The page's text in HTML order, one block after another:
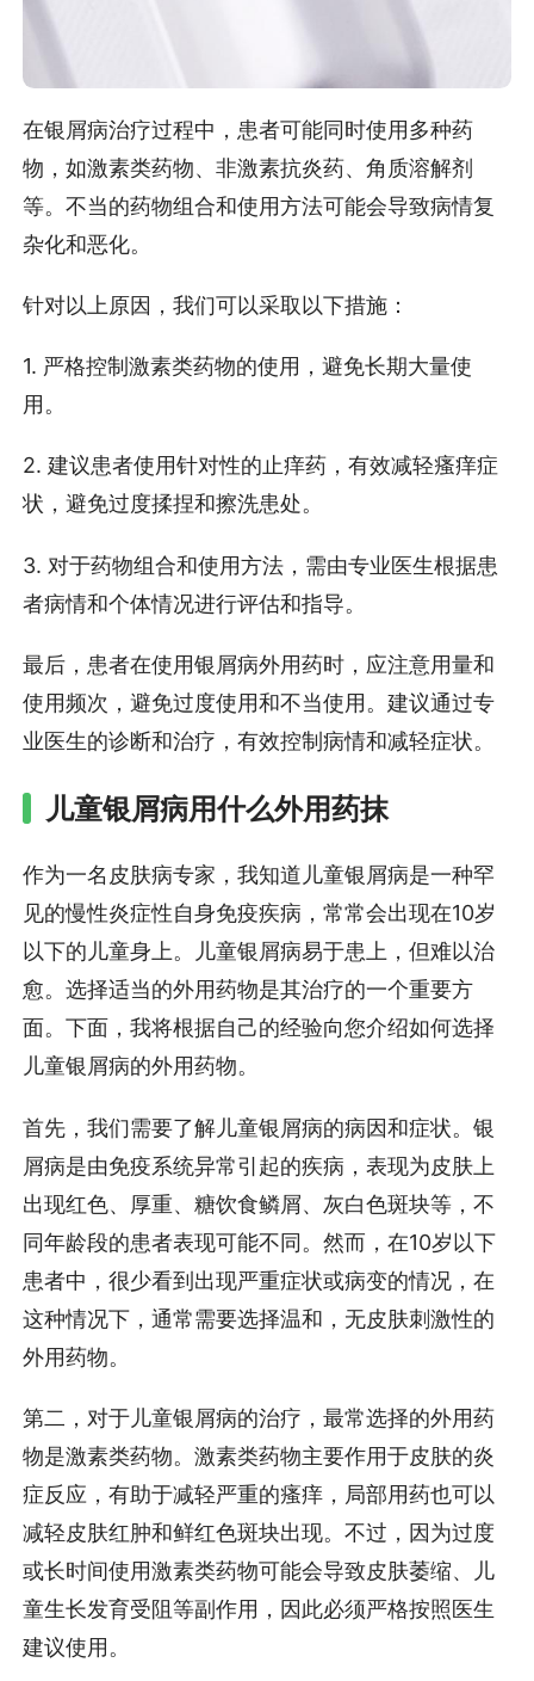
在银屑病治疗过程中，患者可能同时使用多种药
物，如激素类药物、非激素抗炎药、角质溶解剂
等。不当的药物组合和使用方法可能会导致病情复
杂化和恶化。
针对以上原因，我们可以采取以下措施：
1. 严格控制激素类药物的使用，避免长期大量使
用。
2. 建议患者使用针对性的止痒药，有效减轻瘙痒症
状，避免过度揉捏和擦洗患处。
3. 对于药物组合和使用方法，需由专业医生根据患
者病情和个体情况进行评估和指导。
最后，患者在使用银屑病外用药时，应注意用量和
使用频次，避免过度使用和不当使用。建议通过专
业医生的诊断和治疗，有效控制病情和减轻症状。
儿童银屑病用什么外用药抹
作为一名皮肤病专家，我知道儿童银屑病是一种罕
见的慢性炎症性自身免疫疾病，常常会出现在10岁
以下的儿童身上。儿童银屑病易于患上，但难以治
愈。选择适当的外用药物是其治疗的一个重要方
面。下面，我将根据自己的经验向您介绍如何选择
儿童银屑病的外用药物。
首先，我们需要了解儿童银屑病的病因和症状。银
屑病是由免疫系统异常引起的疾病，表现为皮肤上
出现红色、厚重、糖饮食鳞屑、灰白色斑块等，不
同年龄段的患者表现可能不同。然而，在10岁以下
患者中，很少看到出现严重症状或病变的情况，在
这种情况下，通常需要选择温和，无皮肤刺激性的
外用药物。
第二，对于儿童银屑病的治疗，最常选择的外用药
物是激素类药物。激素类药物主要作用于皮肤的炎
症反应，有助于减轻严重的瘙痒，局部用药也可以
减轻皮肤红肿和鲜红色斑块出现。不过，因为过度
或长时间使用激素类药物可能会导致皮肤萎缩、儿
童生长发育受阻等副作用，因此必须严格按照医生
建议使用。